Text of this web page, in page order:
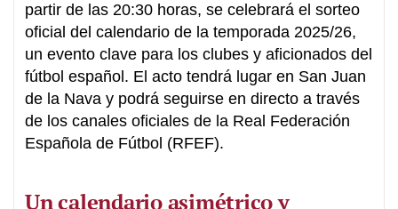
partir de las 20:30 horas, se celebrará el sorteo
oficial del calendario de la temporada 2025/26,
un evento clave para los clubes y aficionados del
fútbol español. El acto tendrá lugar en San Juan
de la Nava y podrá seguirse en directo a través
de los canales oficiales de la Real Federación
Española de Fútbol (RFEF).
Un calendario asimétrico y